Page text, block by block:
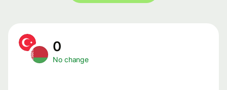
0
No change